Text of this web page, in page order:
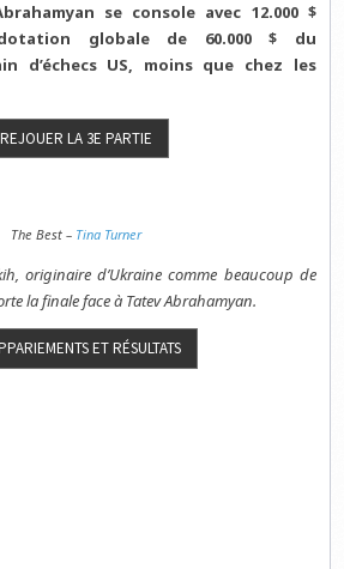
se console avec 12.000 $
globale de 60.000 $ du
d’échecs US, moins que chez les
The Best – Tina Turner
originaire d’Ukraine comme beaucoup de
la finale face à Tatev Abrahamyan.